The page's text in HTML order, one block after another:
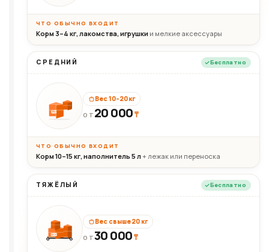
ЧТО ОБЫЧНО ВХОДИТ
Корм 3–4 кг, лакомства, игрушки и мелкие аксессуары
СРЕДНИЙ Бесплатно
20кг
Вес 10–20 кг
ОТ 20 000₸
ЧТО ОБЫЧНО ВХОДИТ
Корм 10–15 кг, наполнитель 5 л+ лежак или переноска
ТЯЖЁЛЫЙ Бесплатно
30+кг
Вес свыше 20 кг
ОТ30 000₸